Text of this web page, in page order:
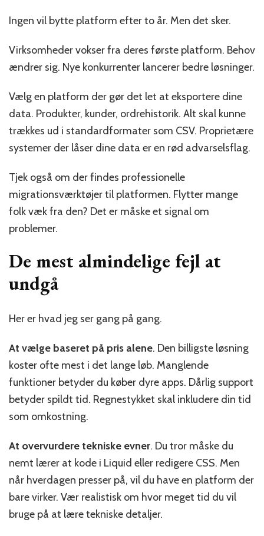
Ingen vil bytte platform efter to år. Men det sker.
Virksomheder vokser fra deres første platform. Behov
ændrer sig. Nye konkurrenter lancerer bedre løsninger.
Vælg en platform der gør det let at eksportere dine
data. Produkter, kunder, ordrehistorik. Alt skal kunne
trækkes ud i standardformater som CSV. Proprietære
systemer der låser dine data er en rød advarselsflag.
Tjek også om der findes professionelle
migrationsværktøjer til platformen. Flytter mange
folk væk fra den? Det er måske et signal om
problemer.
De mest almindelige fejl at
undgå
Her er hvad jeg ser gang på gang.
At vælge baseret på pris alene. Den billigste løsning
koster ofte mest i det lange løb. Manglende
funktioner betyder du køber dyre apps. Dårlig support
betyder spildt tid. Regnestykket skal inkludere din tid
som omkostning.
At overvurdere tekniske evner. Du tror måske du
nemt lærer at kode i Liquid eller redigere CSS. Men
når hverdagen presser på, vil du have en platform der
bare virker. Vær realistisk om hvor meget tid du vil
bruge på at lære tekniske detaljer.